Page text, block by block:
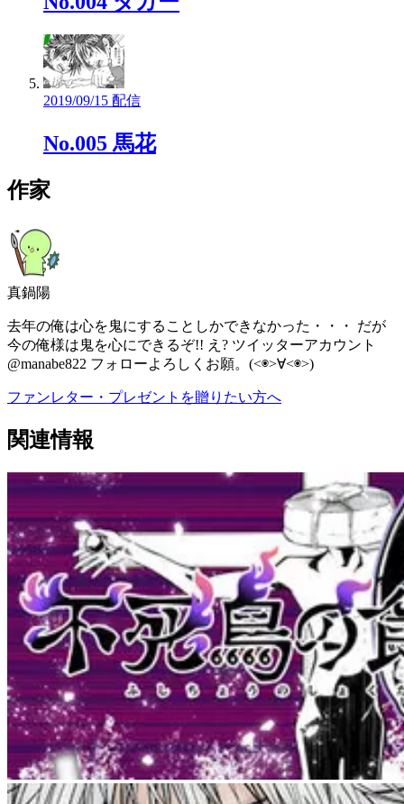
2019/09/15 配信
No.005 馬花
作家
真鍋陽
去年の俺は心を鬼にすることしかできなかった・・・ だが
今の俺様は鬼を心にできるぞ!! え? ツイッターアカウント
@manabe822 フォローよろしくお願。(<◉>∀<◉>)
ファンレター・プレゼントを贈りたい方へ
関連情報